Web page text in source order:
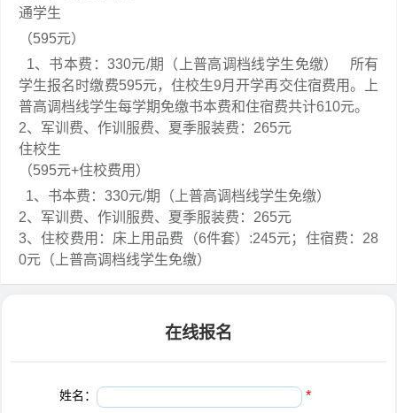
通学生
（595元）
1、书本费：330元/期（上普高调档线学生免缴）
所有
学生报名时缴费595元，住校生9月开学再交住宿费用。上
普高调档线学生每学期免缴书本费和住宿费共计610元。
2、军训费、作训服费、夏季服装费：265元
住校生
（595元+住校费用）
1、书本费：330元/期（上普高调档线学生免缴）
2、军训费、作训服费、夏季服装费：265元
3、住校费用：床上用品费（6件套）:245元；住宿费：28
0元（上普高调档线学生免缴）
在线报名
姓名： *